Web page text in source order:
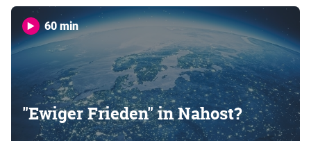
60 min
"Ewiger Frieden" in Nahost?